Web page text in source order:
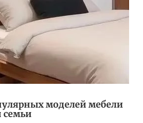
моделей мебели
семьи